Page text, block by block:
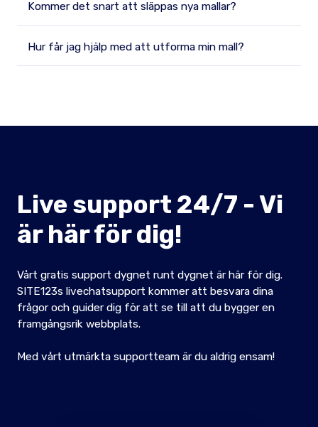
Kommer det snart att släppas nya mallar?
Hur får jag hjälp med att utforma min mall?
Live support 24/7 - Vi
är här för dig!
Vårt gratis support dygnet runt dygnet är här för dig.
SITE123s livechatsupport kommer att besvara dina
frågor och guider dig för att se till att du bygger en
framgångsrik webbplats.
Med vårt utmärkta supportteam är du aldrig ensam!